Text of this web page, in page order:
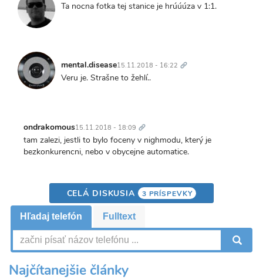
Ta nocna fotka tej stanice je hrúúúza v 1:1.
mental.disease15.11.2018 - 16:22 odkaz
Veru je. Strašne to žehlí..
ondrakomous15.11.2018 - 18:09 odkaz
tam zalezi, jestli to bylo foceny v nighmodu, který je
bezkonkurencni, nebo v obycejne automatice.
CELÁ DISKUSIA 3 PRÍSPEVKY
Hľadaj telefón Fulltext
Najčítanejšie články